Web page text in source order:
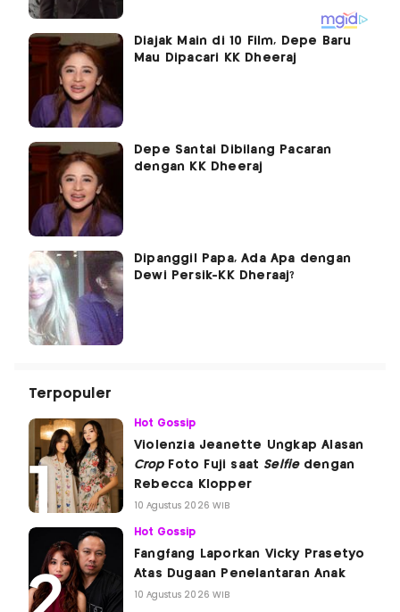
Diajak Main di 10 Film, Depe Baru
Mau Dipacari KK Dheeraj
Depe Santai Dibilang Pacaran
dengan KK Dheeraj
Dipanggil Papa, Ada Apa dengan
Dewi Persik-KK Dheraaj?
Terpopuler
Hot Gossip
Violenzia Jeanette Ungkap Alasan
CropFoto Fuji saat Selfiedengan
Rebecca Klopper
10 Agustus 2026 WIB
Hot Gossip
Fangfang Laporkan Vicky Prasetyo
Atas Dugaan Penelantaran Anak
10 Agustus 2026 WIB